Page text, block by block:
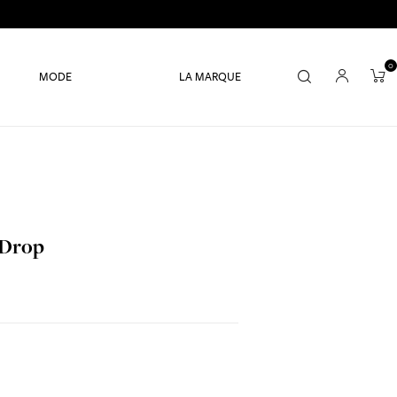
MODE LA MARQUE
0